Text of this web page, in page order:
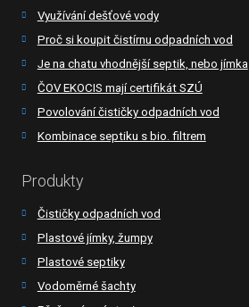
Využívání dešťové vody
Proč si koupit čistírnu odpadních vod
Je na chatu vhodnější septik, nebo jímka
ČOV EKOCIS mají certifikát SZÚ
Povolování čističky odpadních vod
Kombinace septiku s bio. filtrem
Produkty
Čističky odpadních vod
Plastové jímky, žumpy
Plastové septiky
Vodoměrné šachty